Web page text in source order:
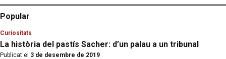
Popular
Curiositats
La història del pastís Sacher: d’un palau a un tribunal
Publicat el 3 de desembre de 2019